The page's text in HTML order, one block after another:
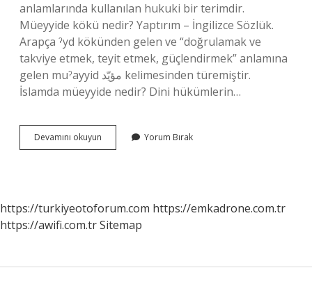
anlamlarında kullanılan hukuki bir terimdir.
Müeyyide kökü nedir? Yaptırım – İngilizce Sözlük.
Arapça ˀyd kökünden gelen ve “doğrulamak ve
takviye etmek, teyit etmek, güçlendirmek” anlamına
gelen muˀayyid مؤيّد kelimesinden türemiştir.
İslamda müeyyide nedir? Dini hükümlerin…
Devamını okuyun
Ne
Yorum Bırak
https://turkiyeotoforum.com https://emkadrone.com.tr
https://awifi.com.trSitemap